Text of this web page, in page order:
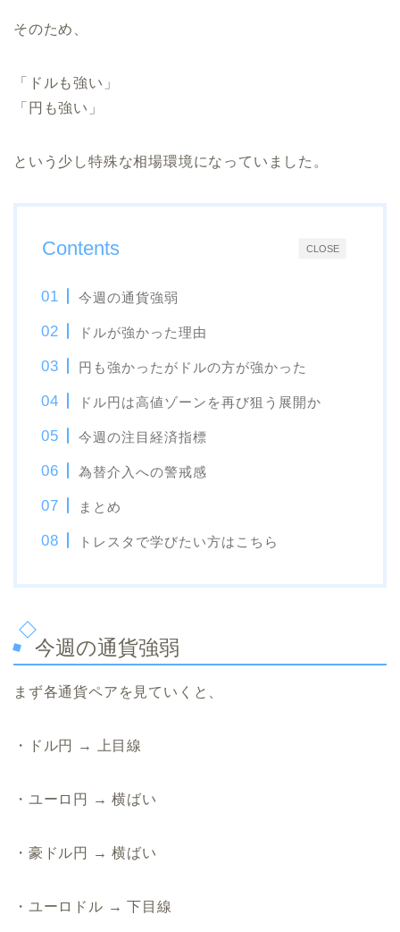
そのため、
「ドルも強い」
「円も強い」
という少し特殊な相場環境になっていました。
CLOSE
Contents
今週の通貨強弱
ドルが強かった理由
円も強かったがドルの方が強かった
ドル円は高値ゾーンを再び狙う展開か
今週の注目経済指標
為替介入への警戒感
まとめ
トレスタで学びたい方はこちら
今週の通貨強弱
まず各通貨ペアを見ていくと、
・ドル円 → 上目線
・ユーロ円 → 横ばい
・豪ドル円 → 横ばい
・ユーロドル → 下目線